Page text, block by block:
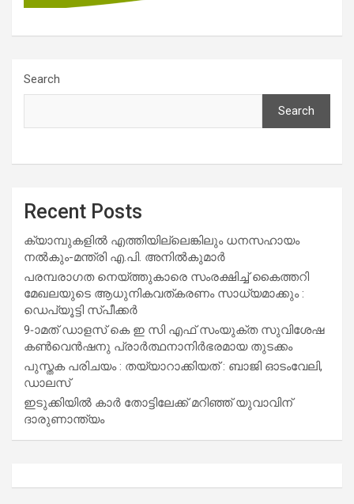
Search
Search
Recent Posts
ക്യാമ്പുകളിൽ എത്തിയില്ലെങ്കിലും ധനസഹായം
നൽകും-മന്ത്രി എ.പി. അനിൽകുമാർ
പരമ്പരാഗത നെയ്ത്തുകാരെ സംരക്ഷിച്ച് കൈത്തറി
മേഖലയുടെ ആധുനികവത്കരണം സാധ്യമാക്കും :
ഡെപ്യൂട്ടി സ്പീക്കർ
9-ാമത് ഡാളസ് കെ ഇ സി എഫ് സംയുക്ത സുവിശേഷ
കൺവെൻഷനു പ്രാർത്ഥനാനിർഭരമായ തുടക്കം
പുസ്തക പരിചയം : തയ്യാറാക്കിയത് : ബാജി ഓടംവേലി,
ഡാലസ്
ഇടുക്കിയിൽ കാർ തോട്ടിലേക്ക് മറിഞ്ഞ് യുവാവിന്
ദാരുണാന്ത്യം